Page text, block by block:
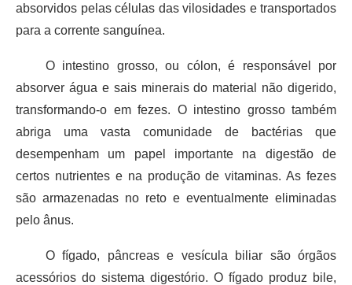
absorvidos pelas células das vilosidades e transportados
para a corrente sanguínea.
O intestino grosso, ou cólon, é responsável por
absorver água e sais minerais do material não digerido,
transformando-o em fezes. O intestino grosso também
abriga uma vasta comunidade de bactérias que
desempenham um papel importante na digestão de
certos nutrientes e na produção de vitaminas. As fezes
são armazenadas no reto e eventualmente eliminadas
pelo ânus.
O fígado, pâncreas e vesícula biliar são órgãos
acessórios do sistema digestório. O fígado produz bile,